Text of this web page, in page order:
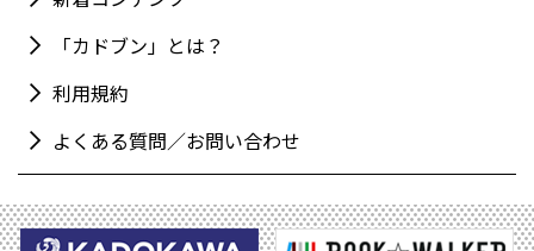
「カドブン」とは？
利用規約
よくある質問／お問い合わせ